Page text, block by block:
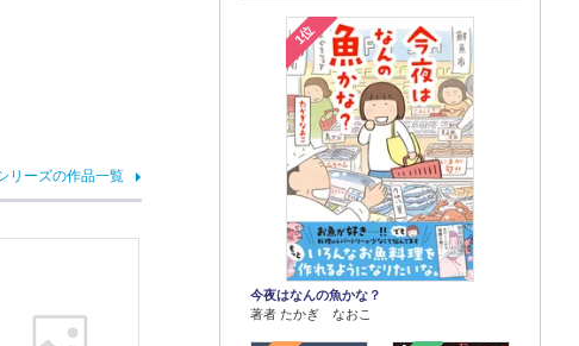
リーズの作品一覧
1位
今夜はなんの魚かな？
著者 たかぎ なおこ